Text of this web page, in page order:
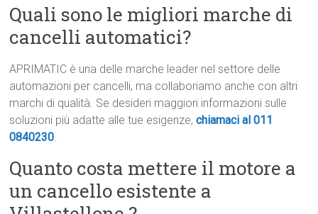
Quali sono le migliori marche di
cancelli automatici?
APRIMATIC è una delle marche leader nel settore delle
automazioni per cancelli, ma collaboriamo anche con altri
marchi di qualità. Se desideri maggiori informazioni sulle
soluzioni più adatte alle tue esigenze,chiamaci al 011
0840230.
Quanto costa mettere il motore a
un cancello esistente a